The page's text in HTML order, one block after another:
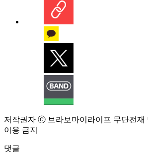
저작권자 ⓒ 브라보마이라이프 무단전재
이용 금지
댓글